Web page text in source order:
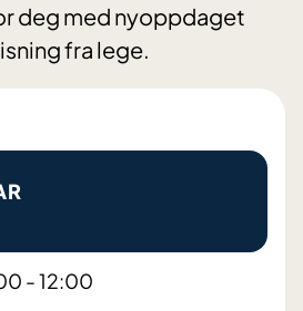
deg med nyoppdaget
fra lege.
- 12:00